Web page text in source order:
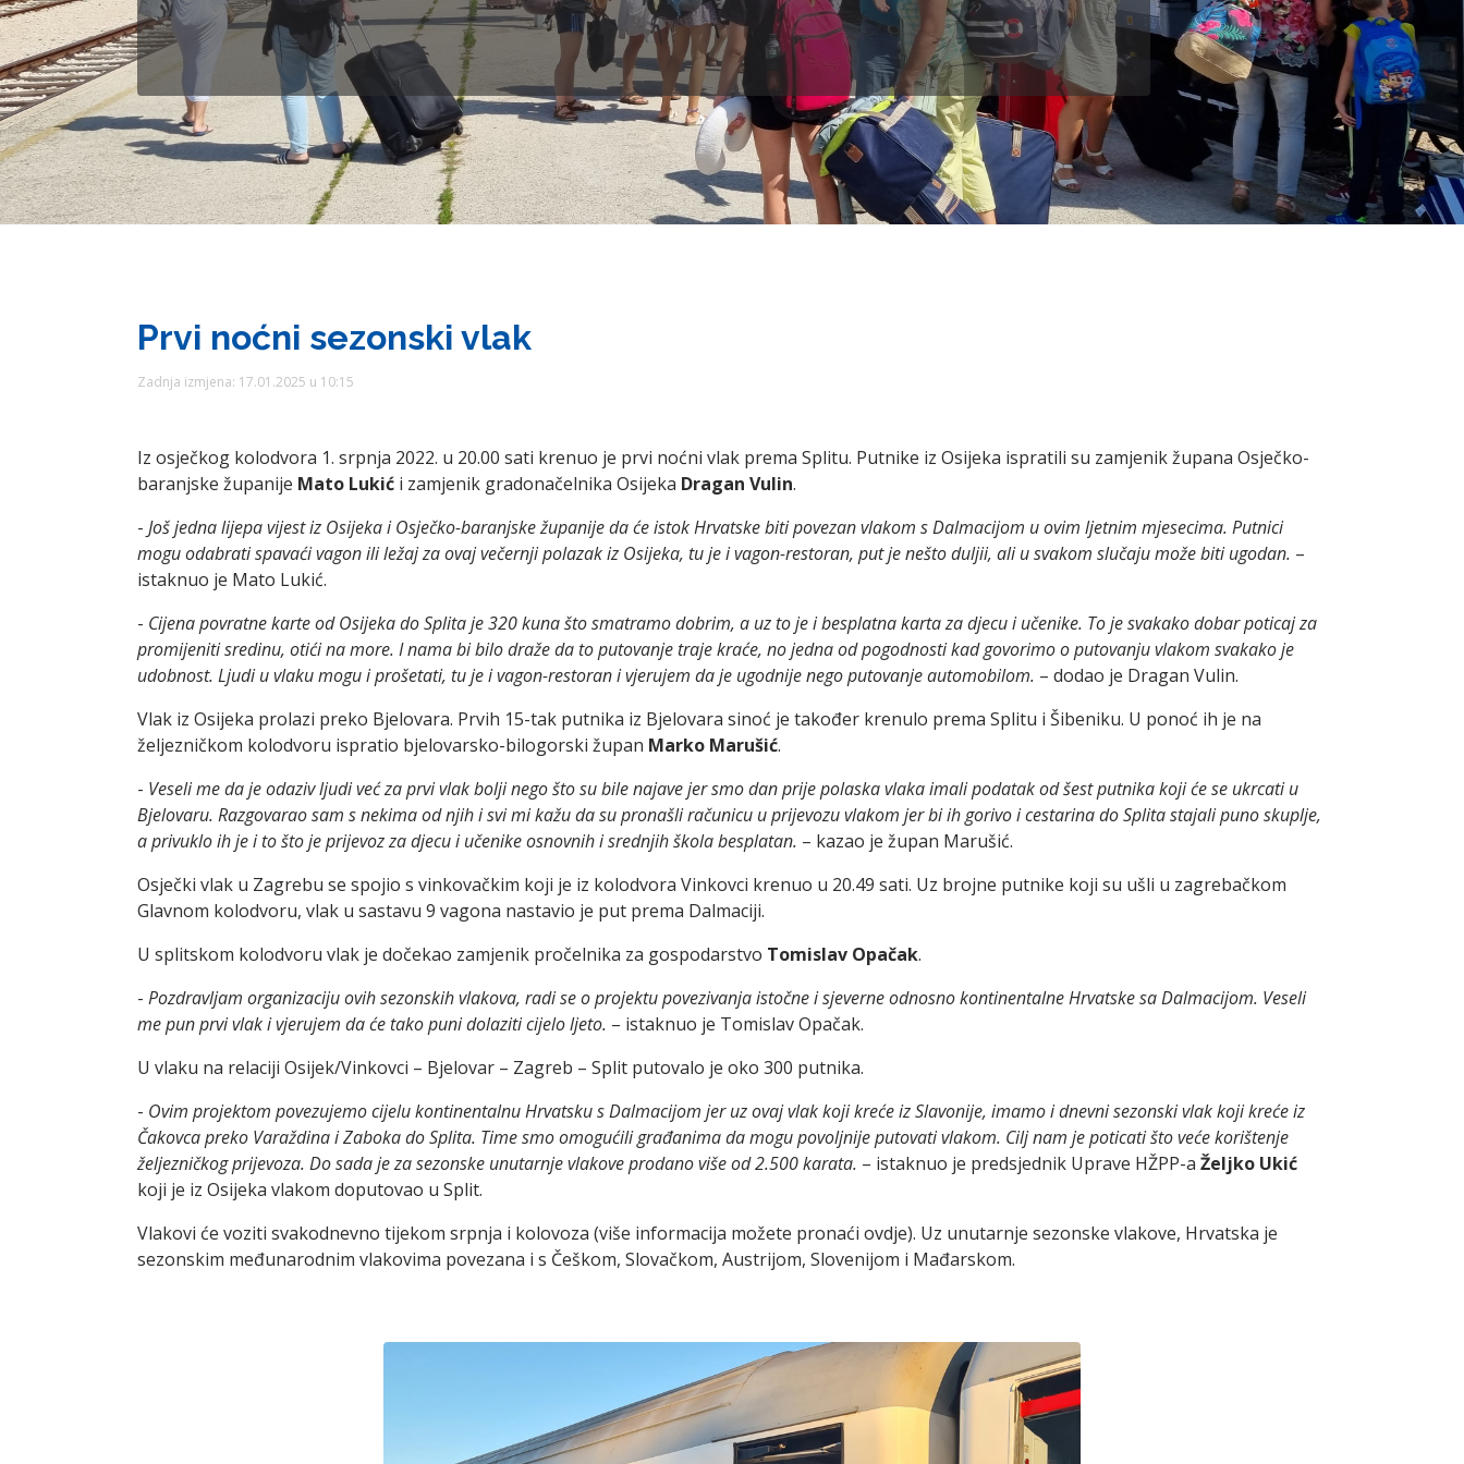
Prvi noćni sezonski vlak
Zadnja izmjena: 17.01.2025 u 10:15
Iz osječkog kolodvora 1. srpnja 2022. u 20.00 sati krenuo je prvi noćni vlak prema Splitu. Putnike iz Osijeka ispratili su zamjenik župana Osječko-
baranjske županije Mato Lukić i zamjenik gradonačelnika Osijeka Dragan Vulin.
- Još jedna lijepa vijest iz Osijeka i Osječko-baranjske županije da će istok Hrvatske biti povezan vlakom s Dalmacijom u ovim ljetnim mjesecima. Putnici
mogu odabrati spavaći vagon ili ležaj za ovaj večernji polazak iz Osijeka, tu je i vagon-restoran, put je nešto duljii, ali u svakom slučaju može biti ugodan. –
istaknuo je Mato Lukić.
- Cijena povratne karte od Osijeka do Splita je 320 kuna što smatramo dobrim, a uz to je i besplatna karta za djecu i učenike. To je svakako dobar poticaj za
promijeniti sredinu, otići na more. I nama bi bilo draže da to putovanje traje kraće, no jedna od pogodnosti kad govorimo o putovanju vlakom svakako je
udobnost. Ljudi u vlaku mogu i prošetati, tu je i vagon-restoran i vjerujem da je ugodnije nego putovanje automobilom. – dodao je Dragan Vulin.
Vlak iz Osijeka prolazi preko Bjelovara. Prvih 15-tak putnika iz Bjelovara sinoć je također krenulo prema Splitu i Šibeniku. U ponoć ih je na
željezničkom kolodvoru ispratio bjelovarsko-bilogorski župan Marko Marušić.
- Veseli me da je odaziv ljudi već za prvi vlak bolji nego što su bile najave jer smo dan prije polaska vlaka imali podatak od šest putnika koji će se ukrcati u
Bjelovaru. Razgovarao sam s nekima od njih i svi mi kažu da su pronašli računicu u prijevozu vlakom jer bi ih gorivo i cestarina do Splita stajali puno skuplje,
a privuklo ih je i to što je prijevoz za djecu i učenike osnovnih i srednjih škola besplatan. – kazao je župan Marušić.
Osječki vlak u Zagrebu se spojio s vinkovačkim koji je iz kolodvora Vinkovci krenuo u 20.49 sati. Uz brojne putnike koji su ušli u zagrebačkom
Glavnom kolodvoru, vlak u sastavu 9 vagona nastavio je put prema Dalmaciji.
U splitskom kolodvoru vlak je dočekao zamjenik pročelnika za gospodarstvo Tomislav Opačak.
- Pozdravljam organizaciju ovih sezonskih vlakova, radi se o projektu povezivanja istočne i sjeverne odnosno kontinentalne Hrvatske sa Dalmacijom. Veseli
me pun prvi vlak i vjerujem da će tako puni dolaziti cijelo ljeto. – istaknuo je Tomislav Opačak.
U vlaku na relaciji Osijek/Vinkovci – Bjelovar – Zagreb – Split putovalo je oko 300 putnika.
- Ovim projektom povezujemo cijelu kontinentalnu Hrvatsku s Dalmacijom jer uz ovaj vlak koji kreće iz Slavonije, imamo i dnevni sezonski vlak koji kreće iz
Čakovca preko Varaždina i Zaboka do Splita. Time smo omogućili građanima da mogu povoljnije putovati vlakom. Cilj nam je poticati što veće korištenje
željezničkog prijevoza. Do sada je za sezonske unutarnje vlakove prodano više od 2.500 karata. – istaknuo je predsjednik Uprave HŽPP-a Željko Ukić
koji je iz Osijeka vlakom doputovao u Split.
Vlakovi će voziti svakodnevno tijekom srpnja i kolovoza (više informacija možete pronaći ovdje). Uz unutarnje sezonske vlakove, Hrvatska je
sezonskim međunarodnim vlakovima povezana i s Češkom, Slovačkom, Austrijom, Slovenijom i Mađarskom.